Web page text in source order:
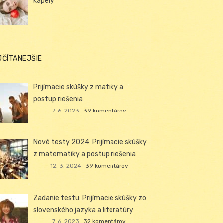
Prijímacie skúšky z matiky a
postup riešenia
7. 6. 2023 39 komentárov
Nové testy 2024: Prijímacie skúšky
z matematiky a postup riešenia
12. 3. 2024 39 komentárov
Zadanie testu: Prijímacie skúšky zo
slovenského jazyka a literatúry
7. 6. 2023 32 komentárov